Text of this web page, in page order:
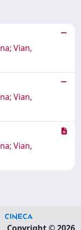
Vian,
Vian,
Vian,